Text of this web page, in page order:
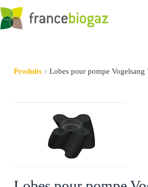
au
contenu
Produits Lobes pour pompe